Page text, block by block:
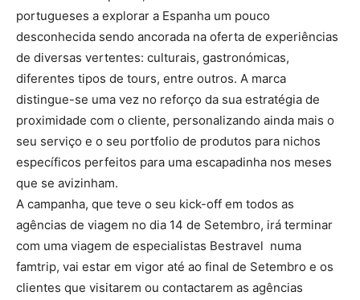
portugueses a explorar a Espanha um pouco
desconhecida sendo ancorada na oferta de experiências
de diversas vertentes: culturais, gastronómicas,
diferentes tipos de tours, entre outros. A marca
distingue-se uma vez no reforço da sua estratégia de
proximidade com o cliente, personalizando ainda mais o
seu serviço e o seu portfolio de produtos para nichos
específicos perfeitos para uma escapadinha nos meses
que se avizinham.
A campanha, que teve o seu kick-off em todos as
agências de viagem no dia 14 de Setembro, irá terminar
com uma viagem de especialistas Bestravel numa
famtrip, vai estar em vigor até ao final de Setembro e os
clientes que visitarem ou contactarem as agências